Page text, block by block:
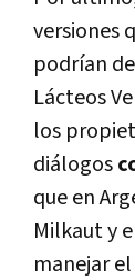
versiones
podrían
Lácteos
los
diálogos
que en
Milkaut y
manejar